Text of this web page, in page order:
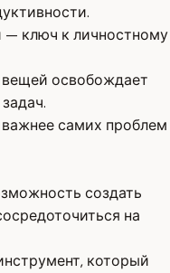
— ключ к личностному
освобождает
самих проблем
создать
на
который